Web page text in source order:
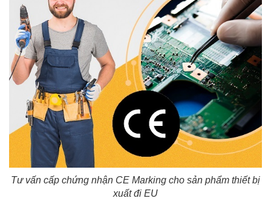
Tư vấn cấp chứng nhận CE Marking cho sản phẩm thiết bị
xuất đi EU